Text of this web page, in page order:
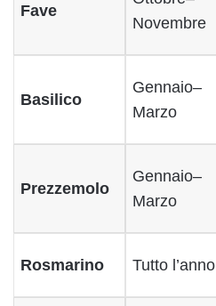
Fave
Novembre
Basilico
Gennaio–
Marzo
Prezzemolo
Gennaio–
Marzo
Rosmarino Tutto l’anno